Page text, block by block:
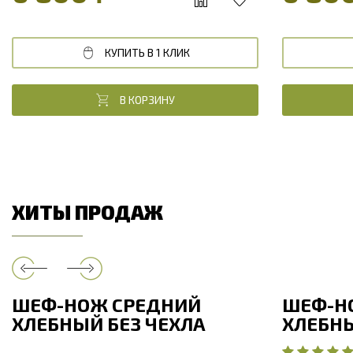
КУПИТЬ В 1 КЛИК
В КОРЗИНУ
ХИТЫ ПРОДАЖ
ШЕФ-НОЖ СРЕДНИЙ
ХЛЕБНЫЙ БЕЗ ЧЕХЛА
ШЕФ-